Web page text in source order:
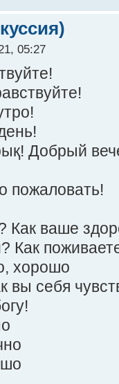
05:27
Добрый
пожаловать!
Как ваше
Как
хорошо
вы себя